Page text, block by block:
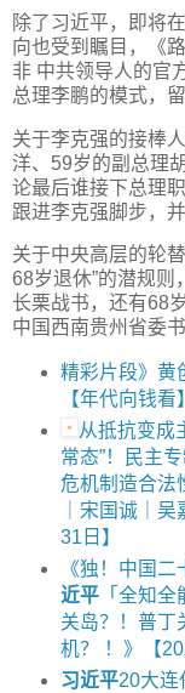
除了习近平，即将
向也受到瞩目，《
非 中共领导人的官
总理李鹏的模式，
关于李克强的接棒
洋、59岁的副总理
论最后谁接下总理
跟进李克强脚步，
关于中央高层的轮
68岁退休”的潜规则
长栗战书，还有68
中国西南贵州省委
精彩片段》黄
【年代向钱
从抵抗变成
常态”！民主
危机制造合法
｜宋国诚｜
31日】
《独！中国
近平「全知全
关岛？！普丁
机？ ！》【
习近平20大连